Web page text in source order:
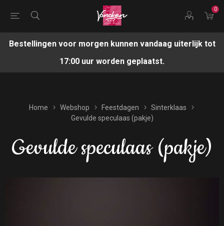
0
Bestellingen voor morgen kunnen vandaag uiterlijk tot
17:00 uur worden geplaatst.
Home Webshop Feestdagen
Sinterklaas
Gevulde speculaas (pakje)
Gevulde speculaas (pakje)